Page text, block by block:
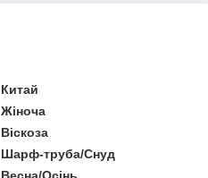
Китай
Жіноча
Віскоза
Шарф-труба/Снуд